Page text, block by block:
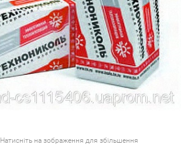
Натисніть на зображення для збільшення